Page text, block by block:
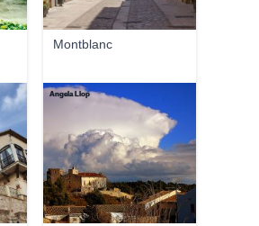
Montblanc
Angela Llop